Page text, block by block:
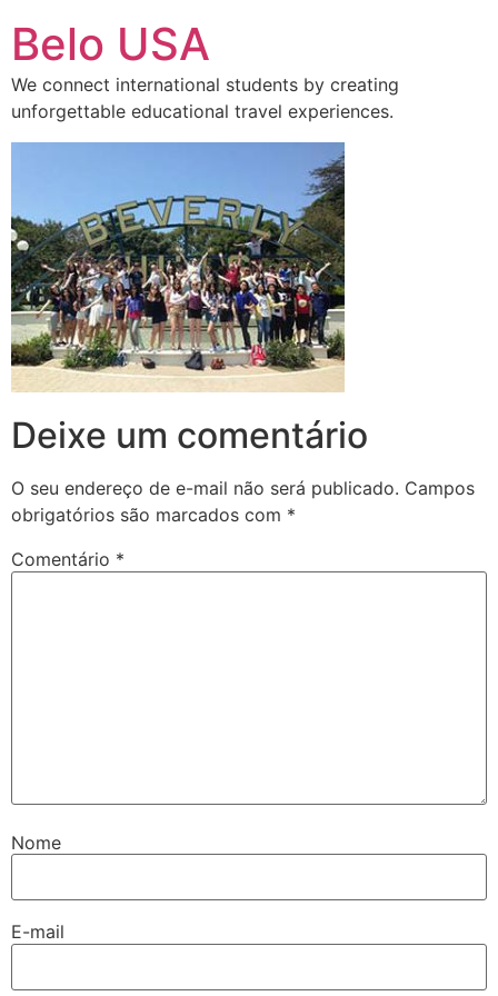
para
conteúdo
Belo USA
We connect international students by creating
unforgettable educational travel experiences.
Deixe um comentário
O seu endereço de e-mail não será publicado. Campos
obrigatórios são marcados com *
Comentário *
Nome
E-mail